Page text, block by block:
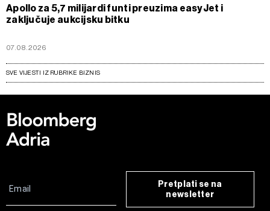
Apollo za 5,7 milijardi funti preuzima easyJet i
zaključuje aukcijsku bitku
07.08.2026
SVE VIJESTI IZ RUBRIKE BIZNIS
Pretplati se na
newsletter